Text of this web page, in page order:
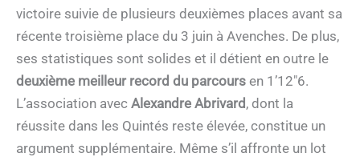
victoire suivie de plusieurs deuxièmes places avant sa
récente troisième place du 3 juin à Avenches. De plus,
ses statistiques sont solides et il détient en outre le
deuxième meilleur record du parcours en 1’12″6.
L’association avec Alexandre Abrivard, dont la
réussite dans les Quintés reste élevée, constitue un
argument supplémentaire. Même s’il affronte un lot